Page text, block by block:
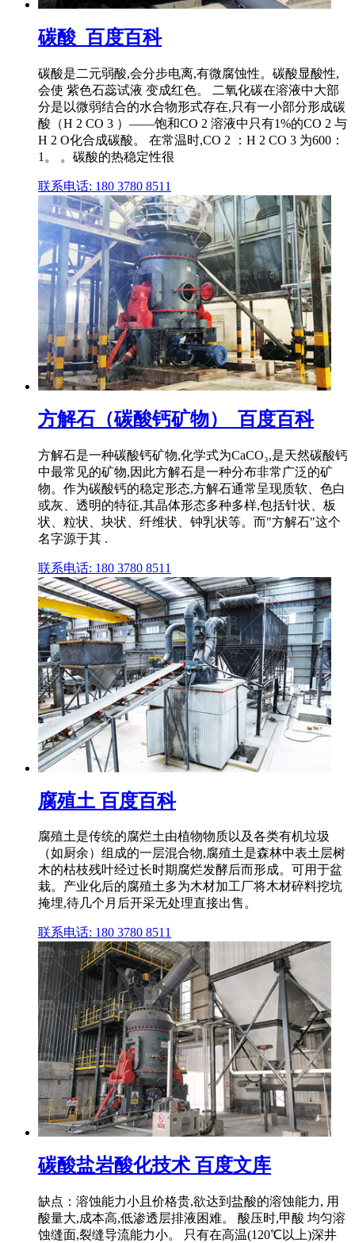
碳酸_百度百科
碳酸是二元弱酸,会分步电离,有微腐蚀性。碳酸显酸性,
会使 紫色石蕊试液 变成红色。 二氧化碳在溶液中大部
分是以微弱结合的水合物形式存在,只有一小部分形成碳
酸（H 2 CO 3 ）——饱和CO 2 溶液中只有1%的CO 2 与
H 2 O化合成碳酸。 在常温时,CO 2 ：H 2 CO 3 为600：
1。 。碳酸的热稳定性很
联系电话: 180 3780 8511
方解石（碳酸钙矿物）_百度百科
方解石是一种碳酸钙矿物,化学式为CaCO₃,是天然碳酸钙
中最常见的矿物,因此方解石是一种分布非常广泛的矿
物。作为碳酸钙的稳定形态,方解石通常呈现质软、色白
或灰、透明的特征,其晶体形态多种多样,包括针状、板
状、粒状、块状、纤维状、钟乳状等。而"方解石"这个
名字源于其 .
联系电话: 180 3780 8511
腐殖土 百度百科
腐殖土是传统的腐烂土由植物物质以及各类有机垃圾
（如厨余）组成的一层混合物,腐殖土是森林中表土层树
木的枯枝残叶经过长时期腐烂发酵后而形成。可用于盆
栽。产业化后的腐殖土多为木材加工厂将木材碎料挖坑
掩埋,待几个月后开采无处理直接出售。
联系电话: 180 3780 8511
碳酸盐岩酸化技术 百度文库
缺点：溶蚀能力小且价格贵,欲达到盐酸的溶蚀能力, 用
酸量大,成本高,低渗透层排液困难。 酸压时,甲酸 均匀溶
蚀缝面,裂缝导流能力小。 只有在高温(120℃以上)深井